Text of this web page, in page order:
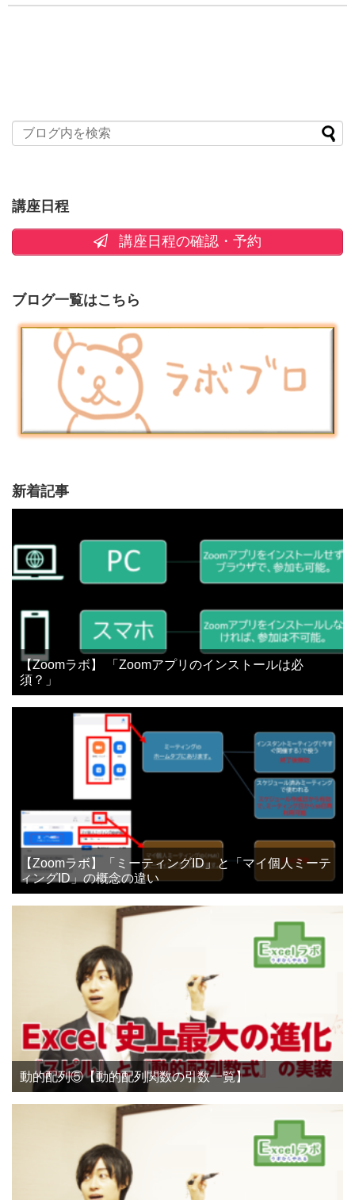
講座日程
講座日程の確認・予約
ブログ一覧はこちら
新着記事
【Zoomラボ】 「Zoomアプリのインストールは必
須？」
【Zoomラボ】「ミーティングID」と「マイ個人ミーテ
ィングID」の概念の違い
動的配列⑤【動的配列関数の引数一覧】